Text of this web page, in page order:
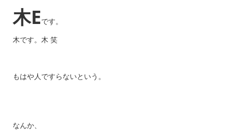
木Eです。
木です。木 笑
もはや人ですらないという。
なんか、